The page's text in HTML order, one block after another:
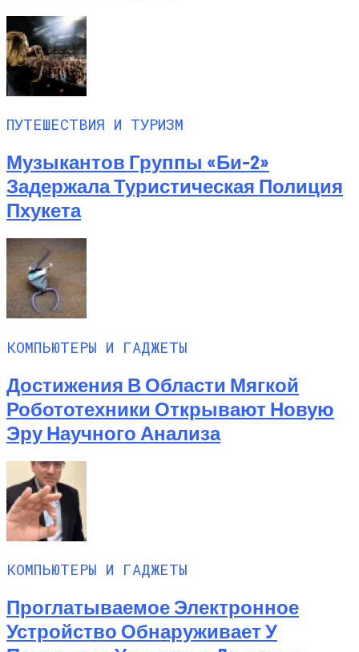
ПУТЕШЕСТВИЯ И ТУРИЗМ
Музыкантов Группы «Би-2»
Задержала Туристическая Полиция
Пхукета
КОМПЬЮТЕРЫ И ГАДЖЕТЫ
Достижения В Области Мягкой
Робототехники Открывают Новую
Эру Научного Анализа
КОМПЬЮТЕРЫ И ГАДЖЕТЫ
Проглатываемое Электронное
Устройство Обнаруживает У